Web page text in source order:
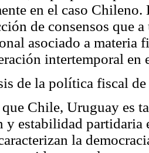
en el caso
de consensos que
asociado a materia
intertemporal
de la política fiscal
Chile, Uruguay es
y estabilidad
la